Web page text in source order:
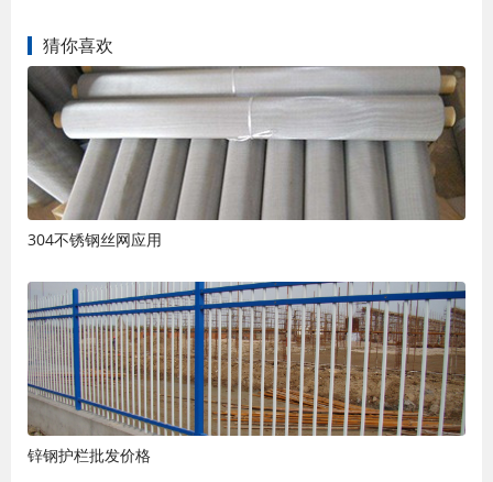
猜你喜欢
304不锈钢丝网应用
锌钢护栏批发价格